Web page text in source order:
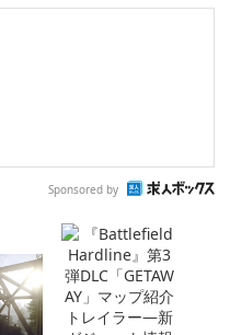
Sponsored by